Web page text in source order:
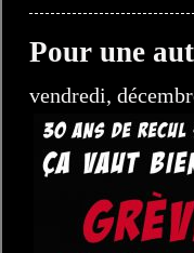
Pour une
vendredi,